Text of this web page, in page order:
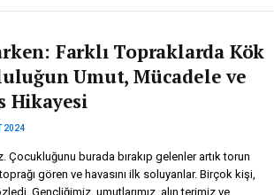
Farklı Topraklarda Kök
Umut, Mücadele ve
Hikayesi
2024
Çocukluğunu burada bırakıp gelenler artık torun
gören ve havasını ilk soluyanlar. Birçok kişi,
Gençliğimiz, umutlarımız, alın terimiz ve